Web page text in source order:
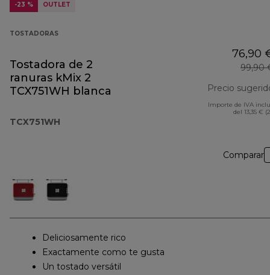
-23 % OUTLET
TOSTADORAS
Tostadora de 2
ranuras kMix 2
TCX751WH blanca
TCX751WH
76,90
99,90
Precio
Importe de IVA
del 13,35 €
Comparar
Deliciosamente rico
Exactamente como te gusta
Un tostado versátil